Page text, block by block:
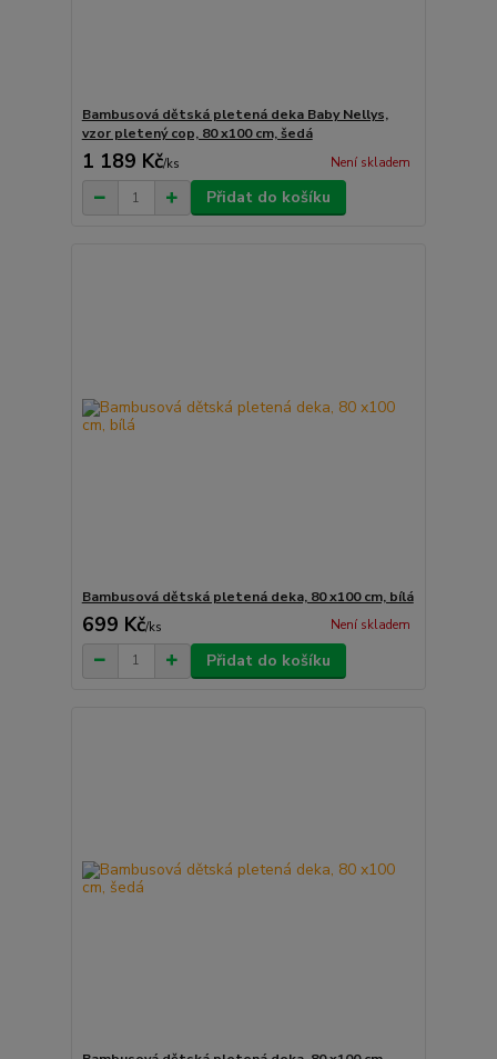
Bambusová dětská pletená deka Baby Nellys,
vzor pletený cop, 80 x100 cm, šedá
1 189 Kč/ks Není skladem
Přidat do košíku
Bambusová dětská pletená deka, 80 x100 cm, bílá
699 Kč/ks Není skladem
Přidat do košíku